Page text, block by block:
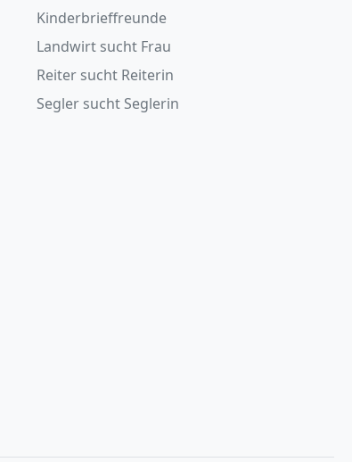
Kinderbrieffreunde
Landwirt sucht Frau
Reiter sucht Reiterin
Segler sucht Seglerin